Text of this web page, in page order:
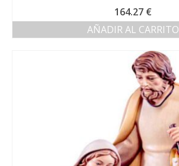
164.27 €
AÑADIR AL CARRITO